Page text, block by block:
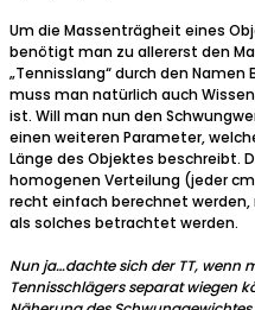
Um die Massenträgheit eines
benötigt man zu allererst den
„Tennisslang“ durch den
muss man natürlich auch
ist. Will man nun den
einen weiteren Parameter,
Länge des Objektes beschreibt.
homogenen Verteilung (jeder
recht einfach berechnet
als solches betrachtet werden.
Nun ja…dachte sich der TT, wenn
Tennisschlägers separat wiegen